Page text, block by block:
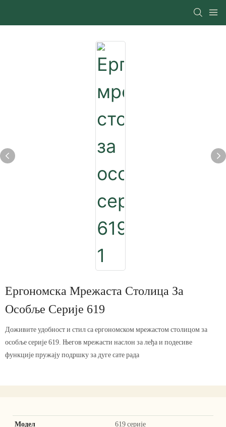
Ергономска Мрежаста Столица За
Особље Серије 619
Доживите удобност и стил са ергономском мрежастом столицом за
особље серије 619. Његов мрежасти наслон за леђа и подесиве
функције пружају подршку за дуге сате рада
Модел 619 серије